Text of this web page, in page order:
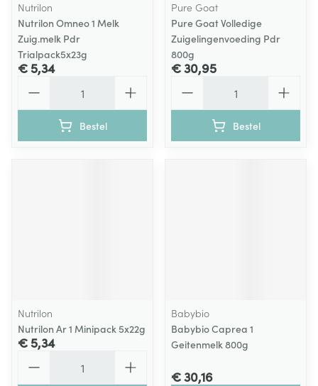
Nutrilon
Nutrilon Omneo 1 Melk
Zuig.melk Pdr
Trialpack5x23g
€ 5,34
Bestel
Pure Goat
Pure Goat Volledige
Zuigelingenvoeding Pdr
800g
€ 30,95
Bestel
Nutrilon
Nutrilon Ar 1 Minipack 5x22g
€ 5,34
Babybio
Babybio Caprea 1
Geitenmelk 800g
€ 30,16